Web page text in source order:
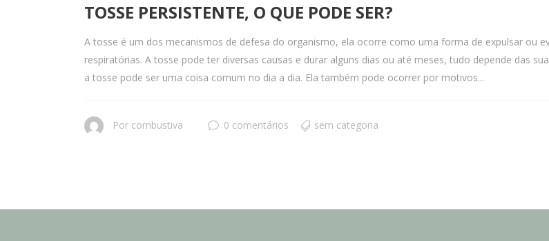
TOSSE PERSISTENTE, O QUE PODE SER?
A tosse é um dos mecanismos de defesa do organismo, ela ocorre como uma forma de expulsar ou
respiratórias. A tosse pode ter diversas causas e durar alguns dias ou até meses, tudo depende das
a tosse pode ser uma coisa comum no dia a dia. Ela também pode ocorrer por motivos...
Por combustiva 0 comentários sem categoria